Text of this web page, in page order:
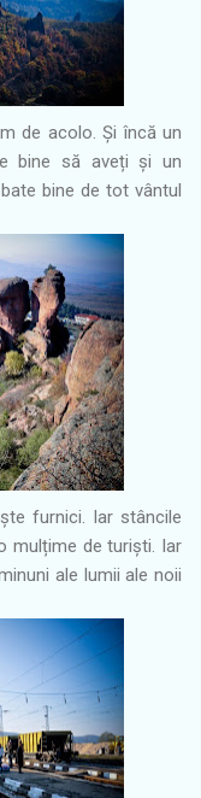
de acolo. Și încă un
bine să aveți și un
bine de tot vântul
furnici. Iar stâncile
mulțime de turiști. Iar
ale lumii ale noii